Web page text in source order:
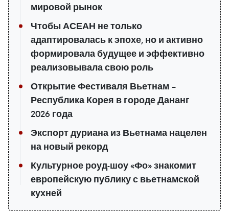
мировой рынок
Чтобы АСЕАН не только
адаптировалась к эпохе, но и активно
формировала будущее и эффективно
реализовывала свою роль
Открытие Фестиваля Вьетнам –
Республика Корея в городе Дананг
2026 года
Экспорт дуриана из Вьетнама нацелен
на новый рекорд
Культурное роуд-шоу «Фо» знакомит
европейскую публику с вьетнамской
кухней